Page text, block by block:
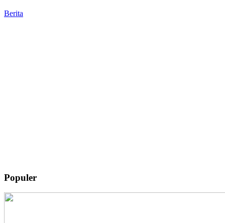
Berita
Populer